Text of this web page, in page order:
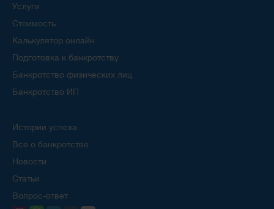
Услуги
Стоимость
Калькулятор онлайн
Подготовка к банкротству
Банкротство физических лиц
Банкротство ИП
Истории успеха
Все о банкротстве
Новости
Статьи
Вопрос-ответ